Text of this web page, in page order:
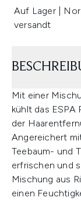
Auf Lager |
versandt
Mit einer
kühlt das ESPA
der
Angereichert
Teebaum- und
erfrischen und
Mischung aus
einen